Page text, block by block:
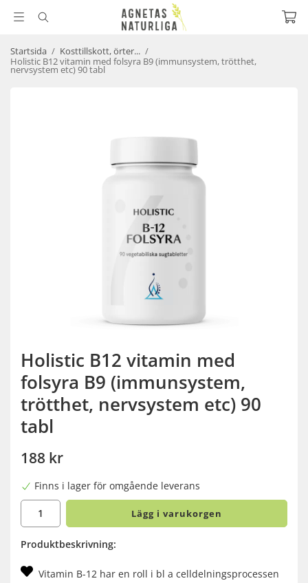
Startsida / Kosttillskott, örter... /
Holistic B12 vitamin med folsyra B9 (immunsystem, trötthet,
nervsystem etc) 90 tabl
Holistic B12 vitamin med
folsyra B9 (immunsystem,
trötthet, nervsystem etc) 90
tabl
188 kr
Finns i lager för omgående leverans
Lägg i varukorgen
Produktbeskrivning:
Vitamin B-12 har en roll i bl a celldelningsprocessen